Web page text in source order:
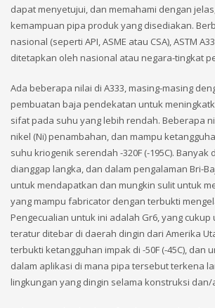
dapat menyetujui, dan memahami dengan
kemampuan pipa produk yang disediakan.
nasional (seperti API, ASME atau CSA), ASTM
ditetapkan oleh nasional atau negara-tingkat
Ada beberapa nilai di A333, masing-masing
pembuatan baja pendekatan untuk
sifat pada suhu yang lebih rendah. Beberapa
nikel (Ni) penambahan, dan mampu
suhu kriogenik serendah -320F (-195C). Banyak
dianggap langka, dan dalam pengalaman Bri-
untuk mendapatkan dan mungkin sulit untuk
yang mampu fabricator dengan terbukti
Pengecualian untuk ini adalah Gr6, yang cukup
teratur ditebar di daerah dingin dari Amerika
terbukti ketangguhan impak di -50F (-45C), dan
dalam aplikasi di mana pipa tersebut terkena
lingkungan yang dingin selama konstruksi